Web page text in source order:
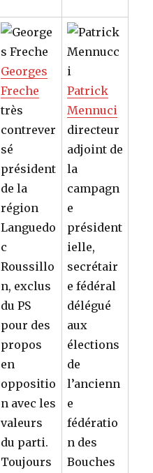
Georges
Freche
très
contrever
sé
président
de la
région
Languedo
c
Roussillo
n, exclus
du PS
pour des
propos
en
oppositio
n avec les
valeurs
du parti.
Toujours
Patrick
Mennuci
directeur
adjoint de
la
campagn
e
président
ielle,
secrétair
e fédéral
délégué
aux
élections
de
l’ancienn
e
fédératio
n des
Bouches